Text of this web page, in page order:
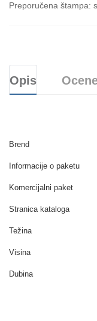
Preporučena štampa:
Opis
Brend
Informacije o paketu
Komercijalni paket
Stranica kataloga
Težina
Visina
Dubina